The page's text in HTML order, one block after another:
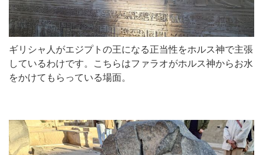
ギリシャ人がエジプトの王になる正当性をホルス神で主張
しているわけです。こちらはファラオがホルス神からお水
をかけてもらっている場面。